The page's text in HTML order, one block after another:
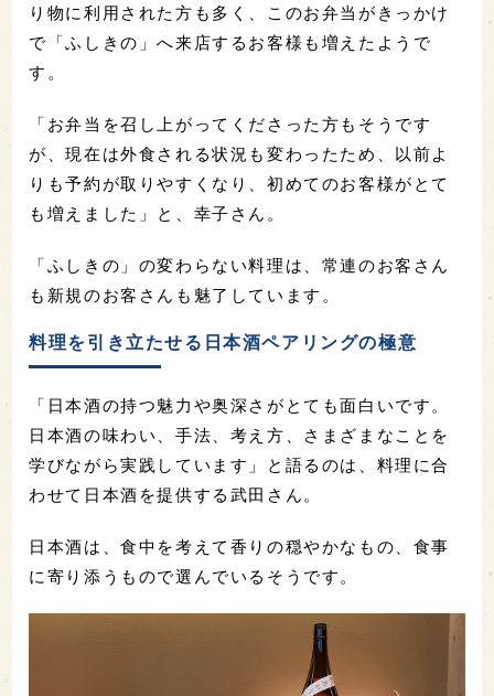
り物に利用された方も多く、このお弁当がきっかけ
で「ふしきの」へ来店するお客様も増えたようで
す。
「お弁当を召し上がってくださった方もそうです
が、現在は外食される状況も変わったため、以前よ
りも予約が取りやすくなり、初めてのお客様がとて
も増えました」と、幸子さん。
「ふしきの」の変わらない料理は、常連のお客さん
も新規のお客さんも魅了しています。
料理を引き立たせる日本酒ペアリングの極意
「日本酒の持つ魅力や奥深さがとても面白いです。
日本酒の味わい、手法、考え方、さまざまなことを
学びながら実践しています」と語るのは、料理に合
わせて日本酒を提供する武田さん。
日本酒は、食中を考えて香りの穏やかなもの、食事
に寄り添うもので選んでいるそうです。